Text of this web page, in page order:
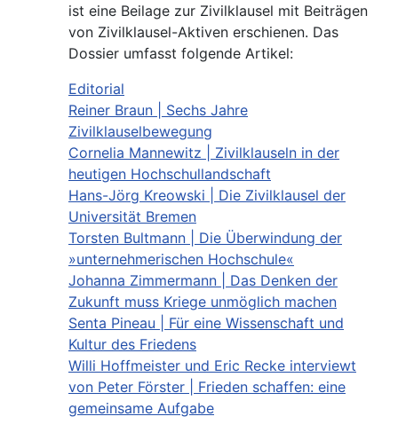
ist eine Beilage zur Zivilklausel mit Beiträgen
von Zivilklausel-Aktiven erschienen. Das
Dossier umfasst folgende Artikel:
Editorial
Reiner Braun | Sechs Jahre
Zivilklauselbewegung
Cornelia Mannewitz | Zivilklauseln in der
heutigen Hochschullandschaft
Hans-Jörg Kreowski | Die Zivilklausel der
Universität Bremen
Torsten Bultmann | Die Überwindung der
»unternehmerischen Hochschule«
Johanna Zimmermann | Das Denken der
Zukunft muss Kriege unmöglich machen
Senta Pineau | Für eine Wissenschaft und
Kultur des Friedens
Willi Hoffmeister und Eric Recke interviewt
von Peter Förster | Frieden schaffen: eine
gemeinsame Aufgabe